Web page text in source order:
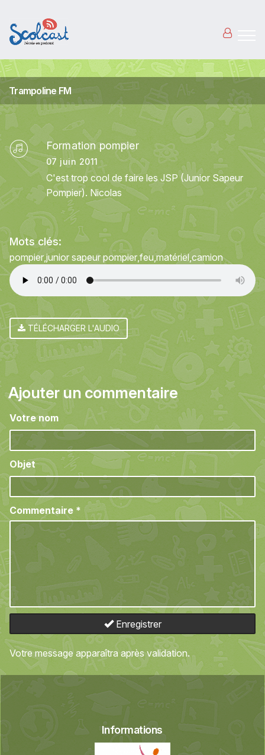
Trampoline FM
Formation pompier
07 juin 2011
C'est trop cool de faire les JSP (Junior Sapeur
Pompier). Nicolas
Mots clés:
pompier junior sapeur pompier feu matériel camion
TÉLÉCHARGER L'AUDIO
Ajouter un commentaire
Votre nom
Objet
Commentaire *
Enregistrer
Votre message apparaîtra après validation.
Informations